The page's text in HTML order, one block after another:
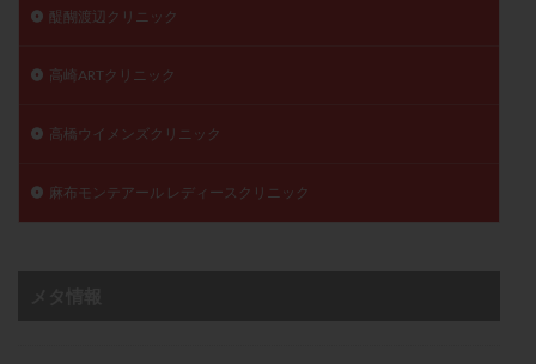
醍醐渡辺クリニック
高崎ARTクリニック
高橋ウイメンズクリニック
麻布モンテアール レディースクリニック